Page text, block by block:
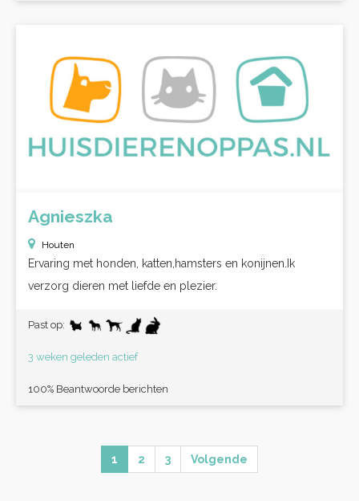
Agnieszka
Houten
Ervaring met honden, katten,hamsters en konijnen.Ik
verzorg dieren met liefde en plezier.
Past op:
3 weken geleden actief
100% Beantwoorde berichten
1 2 3 Volgende